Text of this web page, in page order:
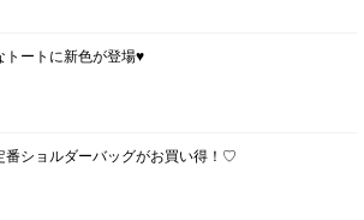
トートに新色が登場♥
番ショルダーバッグがお買い得！♡